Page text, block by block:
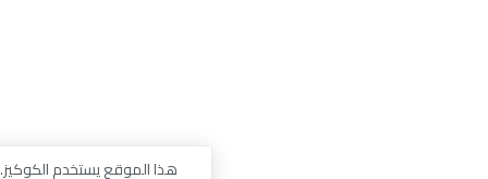
هذا الموقع يستخدم الكوكيز. من خلال